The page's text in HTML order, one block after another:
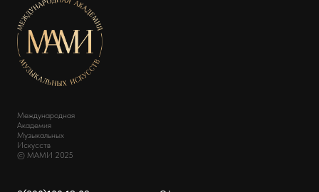
Международная
Академия
Музыкальных
Искусств
© МАМИ 2025